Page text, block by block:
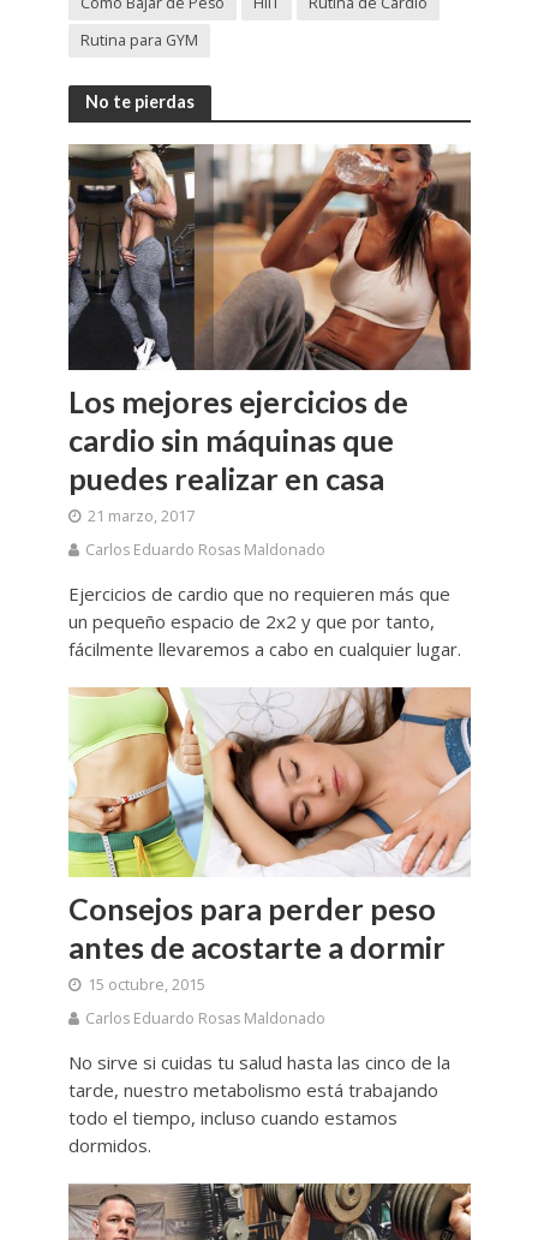
Rutina para GYM
No te pierdas
Los mejores ejercicios de
cardio sin máquinas que
puedes realizar en casa
21 marzo, 2017
Carlos Eduardo Rosas Maldonado
Ejercicios de cardio que no requieren más que
un pequeño espacio de 2x2 y que por tanto,
fácilmente llevaremos a cabo en cualquier lugar.
Consejos para perder peso
antes de acostarte a dormir
15 octubre, 2015
Carlos Eduardo Rosas Maldonado
No sirve si cuidas tu salud hasta las cinco de la
tarde, nuestro metabolismo está trabajando
todo el tiempo, incluso cuando estamos
dormidos.